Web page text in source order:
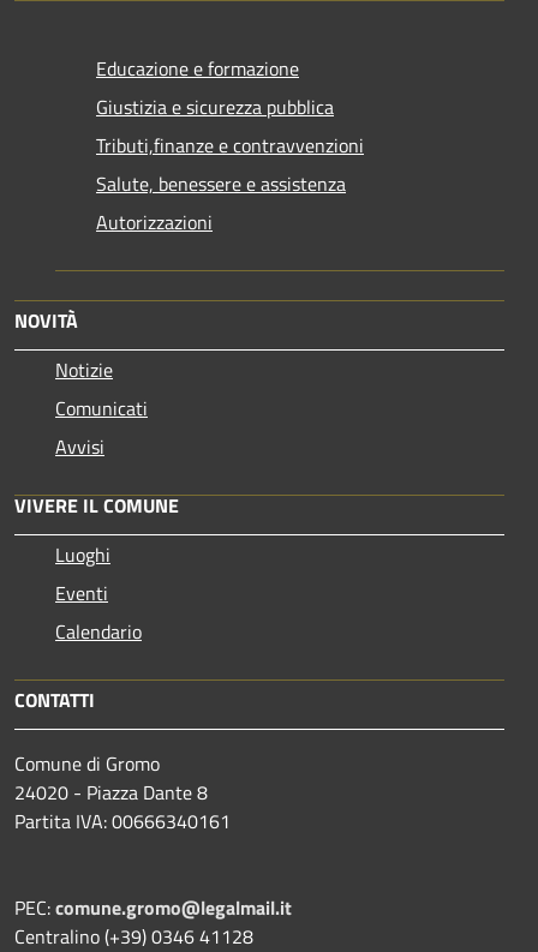
Educazione e formazione
Giustizia e sicurezza pubblica
Tributi,finanze e contravvenzioni
Salute, benessere e assistenza
Autorizzazioni
NOVITÀ
Notizie
Comunicati
Avvisi
VIVERE IL COMUNE
Luoghi
Eventi
Calendario
CONTATTI
Comune di Gromo
24020 - Piazza Dante 8
Partita IVA: 00666340161
PEC:comune.gromo@legalmail.it
Centralino (+39) 0346 41128